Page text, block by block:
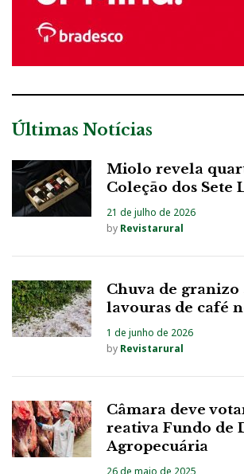
Últimas Notícias
Miolo revela
Coleção dos Sete
21 de julho de 2026
by Revistarural
Chuva de granizo
lavouras de café
1 de junho de 2026
by Revistarural
Câmara deve
reativa Fundo de
Agropecuária
26 de maio de 2025